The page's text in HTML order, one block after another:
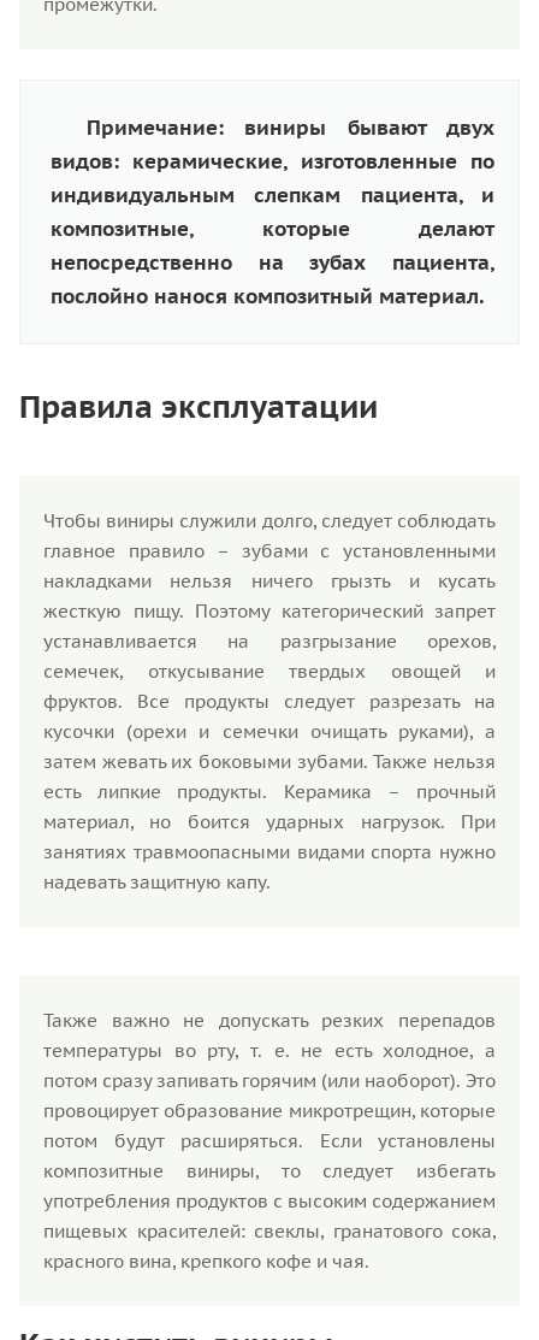
промежутки.
Примечание: виниры бывают двух
видов: керамические, изготовленные по
индивидуальным слепкам пациента, и
композитные, которые делают
непосредственно на зубах пациента,
послойно нанося композитный материал.
Правила эксплуатации
Чтобы виниры служили долго, следует соблюдать
главное правило – зубами с установленными
накладками нельзя ничего грызть и кусать
жесткую пищу. Поэтому категорический запрет
устанавливается на разгрызание орехов,
семечек, откусывание твердых овощей и
фруктов. Все продукты следует разрезать на
кусочки (орехи и семечки очищать руками), а
затем жевать их боковыми зубами. Также нельзя
есть липкие продукты. Керамика – прочный
материал, но боится ударных нагрузок. При
занятиях травмоопасными видами спорта нужно
надевать защитную капу.
Также важно не допускать резких перепадов
температуры во рту, т. е. не есть холодное, а
потом сразу запивать горячим (или наоборот). Это
провоцирует образование микротрещин, которые
потом будут расширяться. Если установлены
композитные виниры, то следует избегать
употребления продуктов с высоким содержанием
пищевых красителей: свеклы, гранатового сока,
красного вина, крепкого кофе и чая.